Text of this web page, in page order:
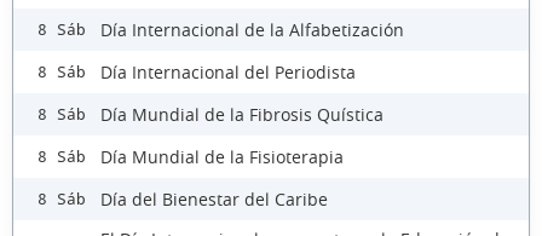
8 Sáb Día Internacional de la Alfabetización
8 Sáb Día Internacional del Periodista
8 Sáb Día Mundial de la Fibrosis Quística
8 Sáb Día Mundial de la Fisioterapia
8 Sáb Día del Bienestar del Caribe